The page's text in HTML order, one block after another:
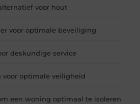
voor hout
voor optimale beveiliging
deskundige service
voor optimale veiligheid
een woning optimaal te isoleren